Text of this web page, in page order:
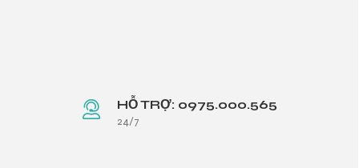
HỖ TRỢ: 0975.000.565
24/7